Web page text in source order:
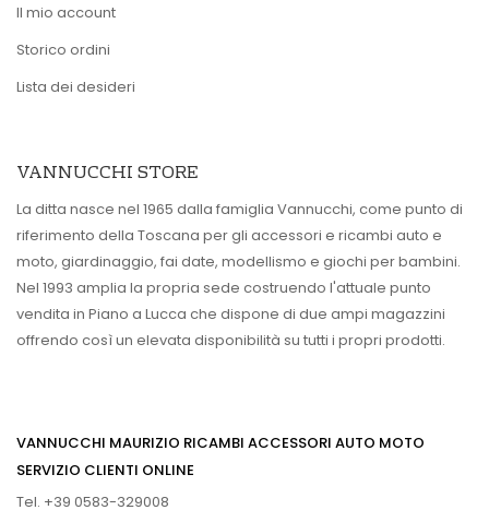
Il mio account
Storico ordini
Lista dei desideri
VANNUCCHI STORE
La ditta nasce nel 1965 dalla famiglia Vannucchi, come punto di
riferimento della Toscana per gli accessori e ricambi auto e
moto, giardinaggio, fai date, modellismo e giochi per bambini.
Nel 1993 amplia la propria sede costruendo l'attuale punto
vendita in Piano a Lucca che dispone di due ampi magazzini
offrendo così un elevata disponibilità su tutti i propri prodotti.
VANNUCCHI MAURIZIO RICAMBI ACCESSORI AUTO MOTO
SERVIZIO CLIENTI ONLINE
Tel. +39 0583-329008